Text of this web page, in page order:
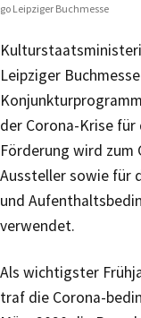
Leipziger Buchmesse
Leipziger
der Corona-Krise für
Förderung wird zum
Aussteller sowie für
und
verwendet.
Als wichtigster
traf die Corona-